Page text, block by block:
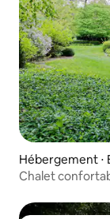
Hébergement ⋅
Chalet